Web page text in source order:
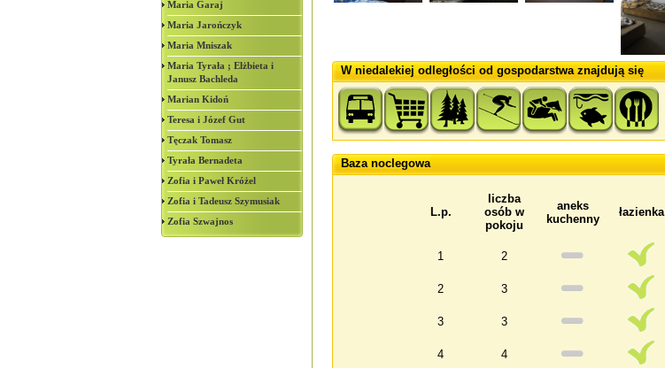
Maria Garaj
Maria Jarończyk
Maria Mniszak
Maria Tyrała ; Elżbieta i
Janusz Bachleda
Marian Kidoń
Teresa i Józef Gut
Tęczak Tomasz
Tyrała Bernadeta
Zofia i Paweł Króżel
Zofia i Tadeusz Szymusiak
Zofia Szwajnos
W niedalekiej odległości od gospodarstwa znajdują się
Baza noclegowa
L.p.
liczba
osób w
pokoju
aneks
kuchenny
łazienka
1
2
2 3
3 3
4 4